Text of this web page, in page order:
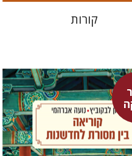
קורות
לבקוביץ נועה אברהמי